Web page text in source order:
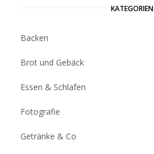
KATEGORIEN
Backen
Brot und Gebäck
Essen & Schlafen
Fotografie
Getränke & Co